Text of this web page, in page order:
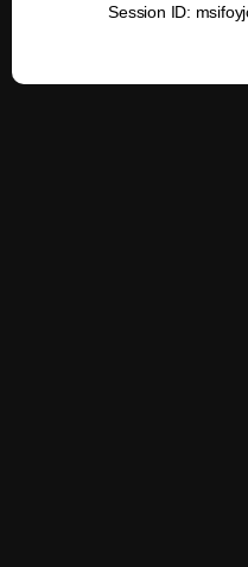
Session ID: